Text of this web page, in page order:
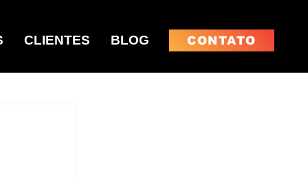
CLIENTES BLOG CONTATO